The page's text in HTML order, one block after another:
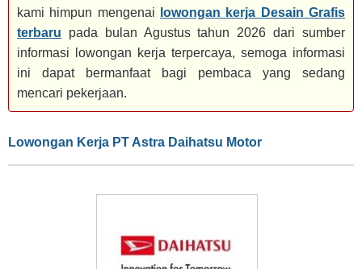
kami himpun mengenai
lowongan kerja Desain Grafis
terbaru pada bulan Agustus tahun 2026 dari sumber
informasi lowongan kerja terpercaya, semoga informasi
ini dapat bermanfaat bagi pembaca yang sedang
mencari pekerjaan.
Lowongan Kerja PT Astra Daihatsu Motor